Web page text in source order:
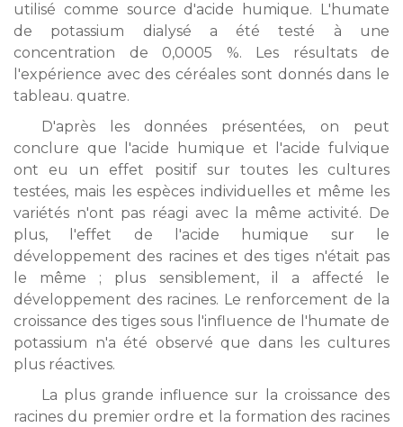
utilisé comme source d'acide humique. L'humate
de potassium dialysé a été testé à une
concentration de 0,0005 %. Les résultats de
l'expérience avec des céréales sont donnés dans le
tableau. quatre.
D'après les données présentées, on peut
conclure que l'acide humique et l'acide fulvique
ont eu un effet positif sur toutes les cultures
testées, mais les espèces individuelles et même les
variétés n'ont pas réagi avec la même activité. De
plus, l'effet de l'acide humique sur le
développement des racines et des tiges n'était pas
le même ; plus sensiblement, il a affecté le
développement des racines. Le renforcement de la
croissance des tiges sous l'influence de l'humate de
potassium n'a été observé que dans les cultures
plus réactives.
La plus grande influence sur la croissance des
racines du premier ordre et la formation des racines